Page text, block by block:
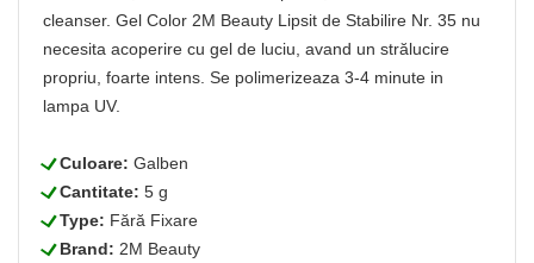
cleanser. Gel Color 2M Beauty Lipsit de Stabilire Nr. 35 nu
necesita acoperire cu gel de luciu, avand un strălucire
propriu, foarte intens. Se polimerizeaza 3-4 minute in
lampa UV.
LCuloare: Galben
LCantitate: 5 g
LType: Fără Fixare
LBrand: 2M Beauty